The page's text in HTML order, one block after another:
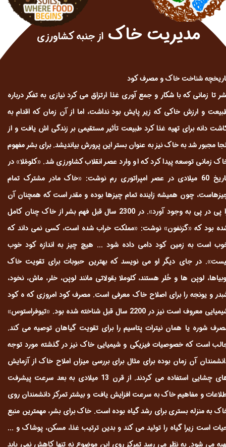
مدیریت خاک از جنبه کشاورزی
شناخت خاک و مصرف کود
تا زمانی که با شکار و جمع آوری غذا ارتزاق می کرد نیازی به تفکر درباره
و ارزش خاکی که زیر پایش بود نداشت، اما از آن زمان که اقدام به
دانه برای تهیه غذا کرد طبیعت تأثیر مستقیمی بر زندگی اش یافت و از
مجبور شد به خاک نیز به عنوان بستر این پرورش بیاندیشد. برای بشر مفهوم
زمانی توسعه پیدا کرد که او وارد عصر انقلاب کشاورزی شد. «کلومُلا» در
تاریخ 60 میلادی در عصر امپراتوری رم نوشت: «خاک مادر مشترک تمام
چون همیشه زاینده تمام چیزها بوده و مقدر است که همچنان آن
را پی در پی به وجود آورد». در 2300 سال قبل فهم بشر از خاک چنان کامل
بود که «گزنفون» نوشت: «مملکت خراب شده است، کسی نمی داند که
است به زمین کود دامی داده شود ... هیچ چیز به اندازه کود خوب
در جای دیگر او می نویسد که بهترین حبوبات برای تقویت خاک
لوپن ها و خُلر هستند، کلوملا بقولاتی مانند لوپن، خلر، ماش، نخود،
و یونجه را برای اصلاح خاک معرفی است. مصرف کود امروزی که ه کود
شیمیایی معروف است نیز در 2200 سال قبل شناخته شده بود. «تیوفراستوس»
شوره یا همان نیترات پتاسیم را برای تقویت گیاهان توصیه می کند.
است که خصوصیات فیزیکی و شیمیایی خاک نیز در گذشته مورد توجه
آن زمان بوده برای مثال برای بررسی میزان املاح خاک از آزمایش
های چشایی استفاده می کردند. از قرن 13 میلادی به بعد سرعت پیشرفت
و مفاهیم خاک به سرعت افزایش یافت و بیشتر تمرکز دانشمندان روی
به منزله بستری برای رشد گیاه بوده است. خاک برای بشر، مهمترین منبع
است زیرا گیاه را تولید می کند و بدین ترتیب غذا، مسکن، پوشاک و ...
می شود. به نظر می رسد تمرکز روی این موضوع نه تنها کاهش نمی یابد